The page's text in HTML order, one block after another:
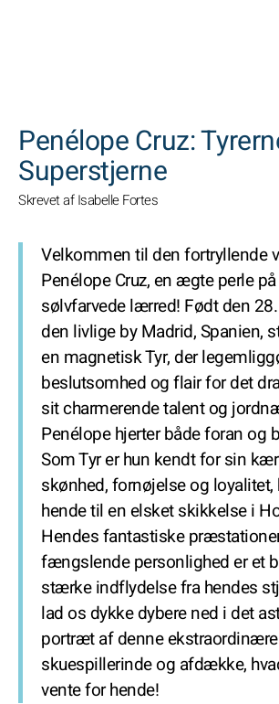
Penélope Cruz:
Superstjerne
Skrevet af Isabelle Fortes
Velkommen til den fortryllende
Penélope Cruz, en ægte perle
sølvfarvede lærred! Født den
den livlige by Madrid, Spanien,
en magnetisk Tyr, der
beslutsomhed og flair for det
sit charmerende talent og
Penélope hjerter både foran og
Som Tyr er hun kendt for sin
skønhed, fornøjelse og loyalitet,
hende til en elsket skikkelse i
Hendes fantastiske
fængslende personlighed er et
stærke indflydelse fra hendes
lad os dykke dybere ned i det
portræt af denne ekstraordinære
skuespillerinde og afdække,
vente for hende!